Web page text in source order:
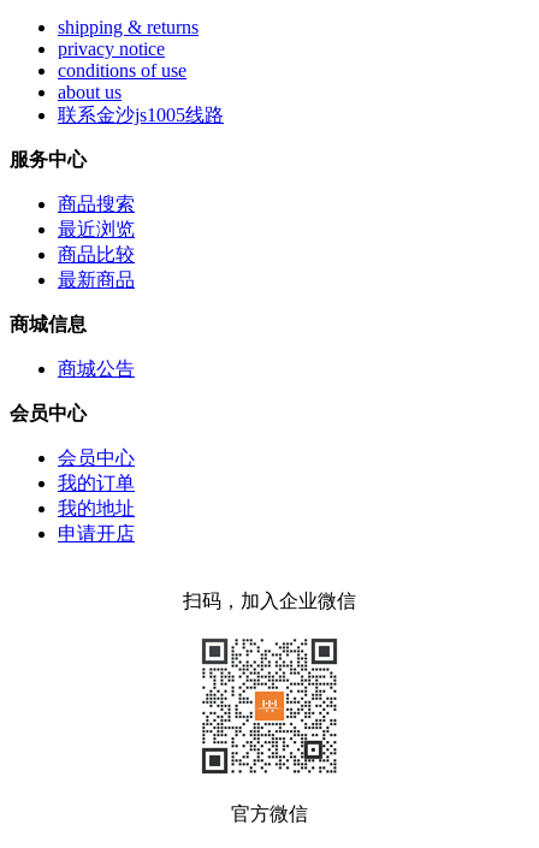
shipping & returns
privacy notice
conditions of use
about us
联系金沙js1005线路
服务中心
商品搜索
最近浏览
商品比较
最新商品
商城信息
商城公告
会员中心
会员中心
我的订单
我的地址
申请开店
扫码，加入企业微信
官方微信